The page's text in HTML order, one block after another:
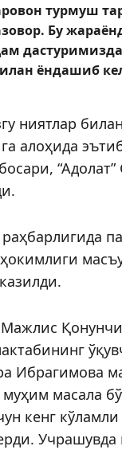
турмуш
Бу
ёндашиб
ниятлар
алоҳида
Ибрагимова
масала
кенг